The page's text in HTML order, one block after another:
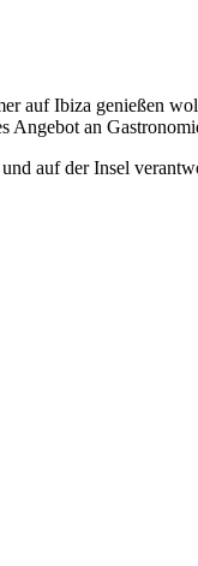
auf Ibiza genießen
Angebot an
auf der Insel